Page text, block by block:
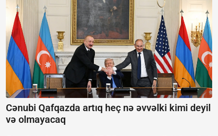
Cənubi Qafqazda artıq heç nə əvvəlki kimi deyil
və olmayacaq